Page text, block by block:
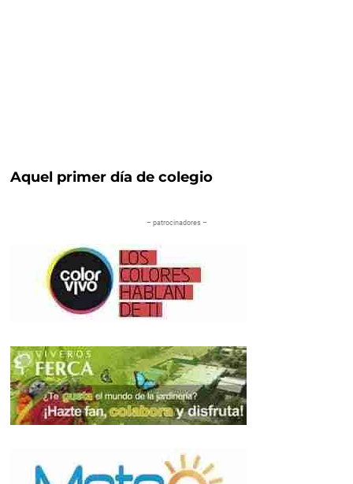
Aquel primer día de colegio
– patrocinadores –